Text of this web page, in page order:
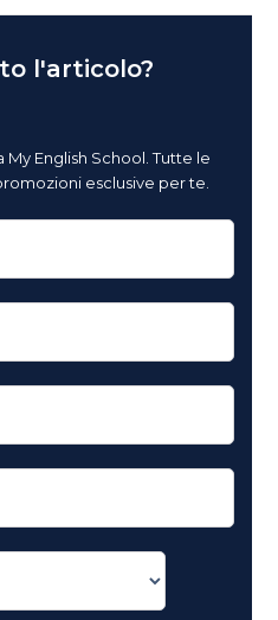
l'articolo?
English School. Tutte le
esclusive per te.